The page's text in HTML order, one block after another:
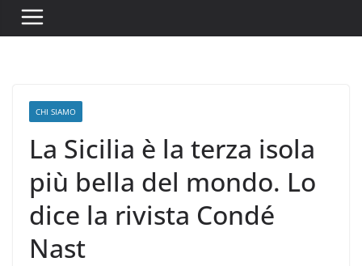
CHI SIAMO
La Sicilia è la terza isola
più bella del mondo. Lo
dice la rivista Condé
Nast